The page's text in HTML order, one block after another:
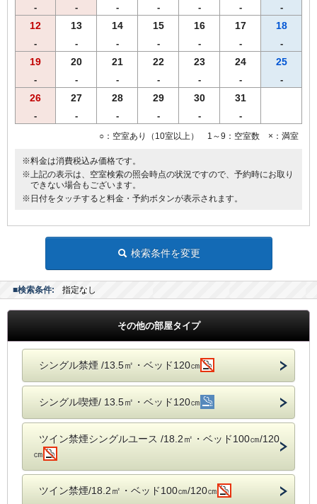
【営業時間】1階レストランにて6時30分から10時00分まで(ｵｰﾀﾞｰｽﾄｯ
ﾌﾟ9:30）
◆◆◆客室のご案内◆◆◆
●加湿空気清浄機完備
●洗浄機付きトイレ完備
●枕元にUSBコンセント設置
●ビデオ・オン・デマンド（ＶＯＤ）ルームシアター・・・1泊1,000
◆◆◆貸出備品◆◆◆
●ズボンプレッサー
●電気スタンド
■館内にランドリーコーナー設置
- - - - - - -
12
-
13
-
14
-
15
-
16
-
17
-
18
-
19
-
20
-
21
-
22
-
23
-
24
-
25
-
26
-
27
-
28
-
29
-
30
-
31
-
○：空室あり（10室以上） 1～9：空室数 ×：満室
※料金は消費税込み価格です。
※上記の表示は、空室検索の照会時点の状況ですので、予約時にお取り
できない場合もございます。
※日付をタッチすると料金・予約ボタンが表示されます。
検索条件を変更
■検索条件: 指定なし
その他の部屋タイプ
シングル禁煙 /13.5㎡・ベッド120㎝
シングル喫煙/ 13.5㎡・ベッド120㎝
ツイン禁煙シングルユース /18.2㎡・ベッド100㎝/120
㎝
ツイン禁煙/18.2㎡・ベッド100㎝/120㎝